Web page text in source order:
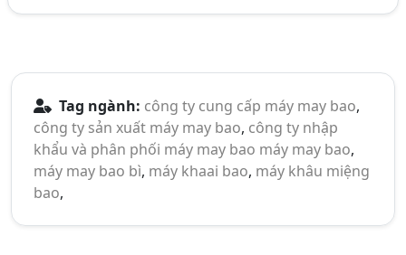
Tag ngành: công ty cung cấp máy may bao,
công ty sản xuất máy may bao, công ty nhập
khẩu và phân phối máy may bao máy may bao,
máy may bao bì, máy khaai bao, máy khâu miệng
bao,